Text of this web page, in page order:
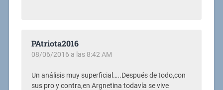
PAtriota2016
08/06/2016 a las 8:42 AM
Un análisis muy superficial…..Después de todo,con
sus pro y contra,en Argnetina todavía se vive